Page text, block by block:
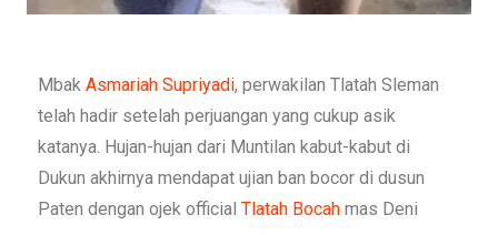
Mbak Asmariah Supriyadi, perwakilan Tlatah Sleman
telah hadir setelah perjuangan yang cukup asik
katanya. Hujan-hujan dari Muntilan kabut-kabut di
Dukun akhirnya mendapat ujian ban bocor di dusun
Paten dengan ojek official Tlatah Bocahmas Deni